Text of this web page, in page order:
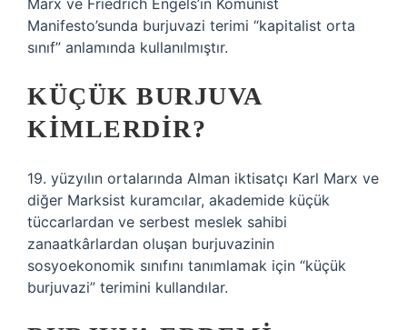
Marx ve Friedrich Engels’in Komünist
Manifesto’sunda burjuvazi terimi “kapitalist orta
sınıf” anlamında kullanılmıştır.
KÜÇÜK BURJUVA
KIMLERDIR?
19. yüzyılın ortalarında Alman iktisatçı Karl Marx ve
diğer Marksist kuramcılar, akademide küçük
tüccarlardan ve serbest meslek sahibi
zanaatkârlardan oluşan burjuvazinin
sosyoekonomik sınıfını tanımlamak için “küçük
burjuvazi” terimini kullandılar.